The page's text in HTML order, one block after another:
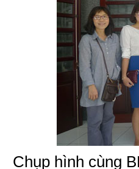
Chụp hình cùng